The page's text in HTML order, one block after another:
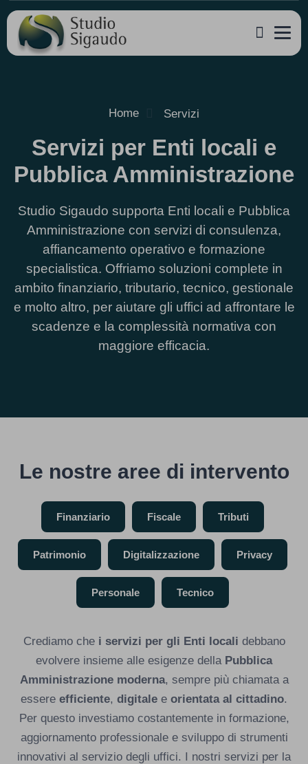
Home Servizi
Servizi per Enti locali e
Pubblica Amministrazione
Studio Sigaudo supporta Enti locali e Pubblica
Amministrazione con servizi di consulenza,
affiancamento operativo e formazione
specialistica. Offriamo soluzioni complete in
ambito finanziario, tributario, tecnico, gestionale
e molto altro, per aiutare gli uffici ad affrontare le
scadenze e la complessità normativa con
maggiore efficacia.
Le nostre aree di intervento
Finanziario Fiscale Tributi
Patrimonio Digitalizzazione Privacy
Personale Tecnico
Crediamo che i servizi per gli Enti locali debbano
evolvere insieme alle esigenze della Pubblica
Amministrazione moderna, sempre più chiamata a
essere efficiente, digitale e orientata al cittadino.
Per questo investiamo costantemente in formazione,
aggiornamento professionale e sviluppo di strumenti
innovativi al servizio degli uffici. I nostri servizi per la